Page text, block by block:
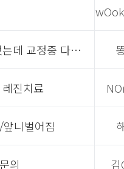
는데 교정중 다…
진치료
니벌어짐
의